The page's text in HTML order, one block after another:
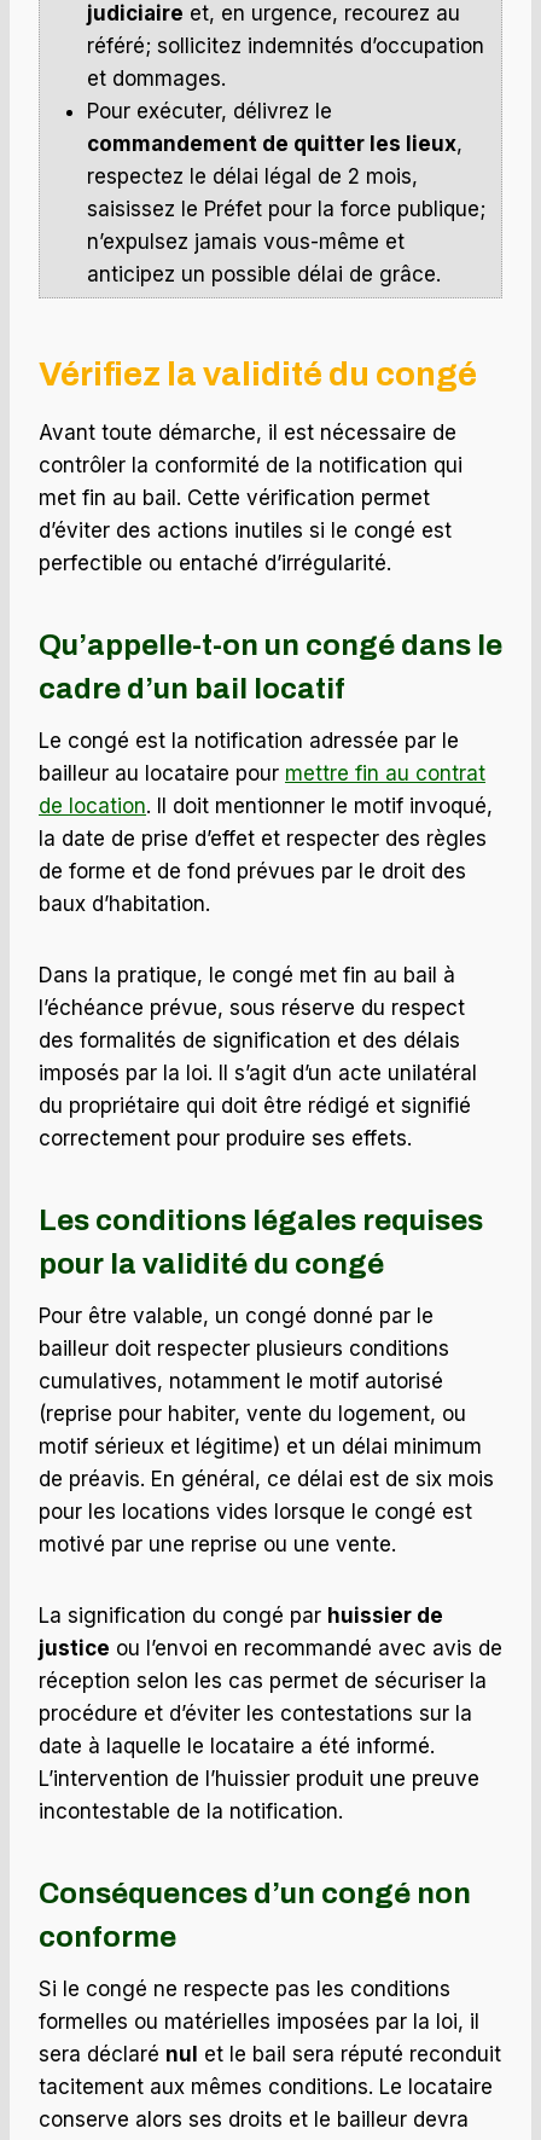
judiciaire et, en urgence, recourez au
référé; sollicitez indemnités d’occupation
et dommages.
Pour exécuter, délivrez le
commandement de quitter les lieux,
respectez le délai légal de 2 mois,
saisissez le Préfet pour la force publique;
n’expulsez jamais vous-même et
anticipez un possible délai de grâce.
Vérifiez la validité du congé
Avant toute démarche, il est nécessaire de
contrôler la conformité de la notification qui
met fin au bail. Cette vérification permet
d’éviter des actions inutiles si le congé est
perfectible ou entaché d’irrégularité.
Qu’appelle-t-on un congé dans le
cadre d’un bail locatif
Le congé est la notification adressée par le
bailleur au locataire pour mettre fin au contrat
de location. Il doit mentionner le motif invoqué,
la date de prise d’effet et respecter des règles
de forme et de fond prévues par le droit des
baux d’habitation.
Dans la pratique, le congé met fin au bail à
l’échéance prévue, sous réserve du respect
des formalités de signification et des délais
imposés par la loi. Il s’agit d’un acte unilatéral
du propriétaire qui doit être rédigé et signifié
correctement pour produire ses effets.
Les conditions légales requises
pour la validité du congé
Pour être valable, un congé donné par le
bailleur doit respecter plusieurs conditions
cumulatives, notamment le motif autorisé
(reprise pour habiter, vente du logement, ou
motif sérieux et légitime) et un délai minimum
de préavis. En général, ce délai est de six mois
pour les locations vides lorsque le congé est
motivé par une reprise ou une vente.
La signification du congé par huissier de
justice ou l’envoi en recommandé avec avis de
réception selon les cas permet de sécuriser la
procédure et d’éviter les contestations sur la
date à laquelle le locataire a été informé.
L’intervention de l’huissier produit une preuve
incontestable de la notification.
Conséquences d’un congé non
conforme
Si le congé ne respecte pas les conditions
formelles ou matérielles imposées par la loi, il
sera déclaré nul et le bail sera réputé reconduit
tacitement aux mêmes conditions. Le locataire
conserve alors ses droits et le bailleur devra